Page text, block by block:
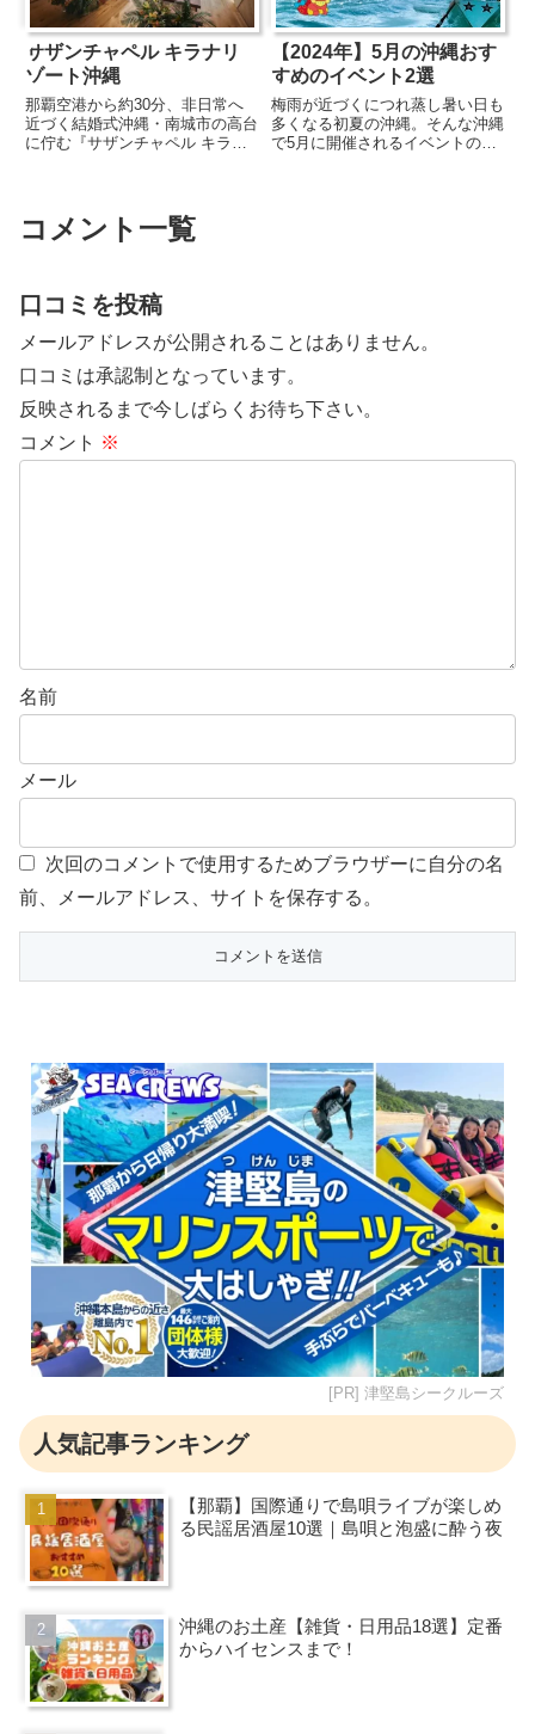
サザンチャペル キラナリ
ゾート沖縄
那覇空港から約30分、非日常へ
近づく結婚式沖縄・南城市の高台
に佇む『サザンチャペル キラナ
ス越しのオーシャンビューと、自
然光に包まれる木の温もりある
【2024年】5月の沖縄おす
すめのイベント2選
梅雨が近づくにつれ蒸し暑い日も
多くなる初夏の沖縄。そんな沖縄
で5月に開催されるイベントの中
コメント一覧
口コミを投稿
メールアドレスが公開されることはありません。
口コミは承認制となっています。
反映されるまで今しばらくお待ち下さい。
コメント ※
名前
メール
次回のコメントで使用するためブラウザーに自分の名
前、メールアドレス、サイトを保存する。
[PR] 津堅島シークルーズ
人気記事ランキング
【那覇】国際通りで島唄ライブが楽しめ
る民謡居酒屋10選｜島唄と泡盛に酔う夜
沖縄のお土産【雑貨・日用品18選】定番
からハイセンスまで！